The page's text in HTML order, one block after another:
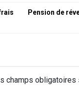
Pension de
champs obligatoires